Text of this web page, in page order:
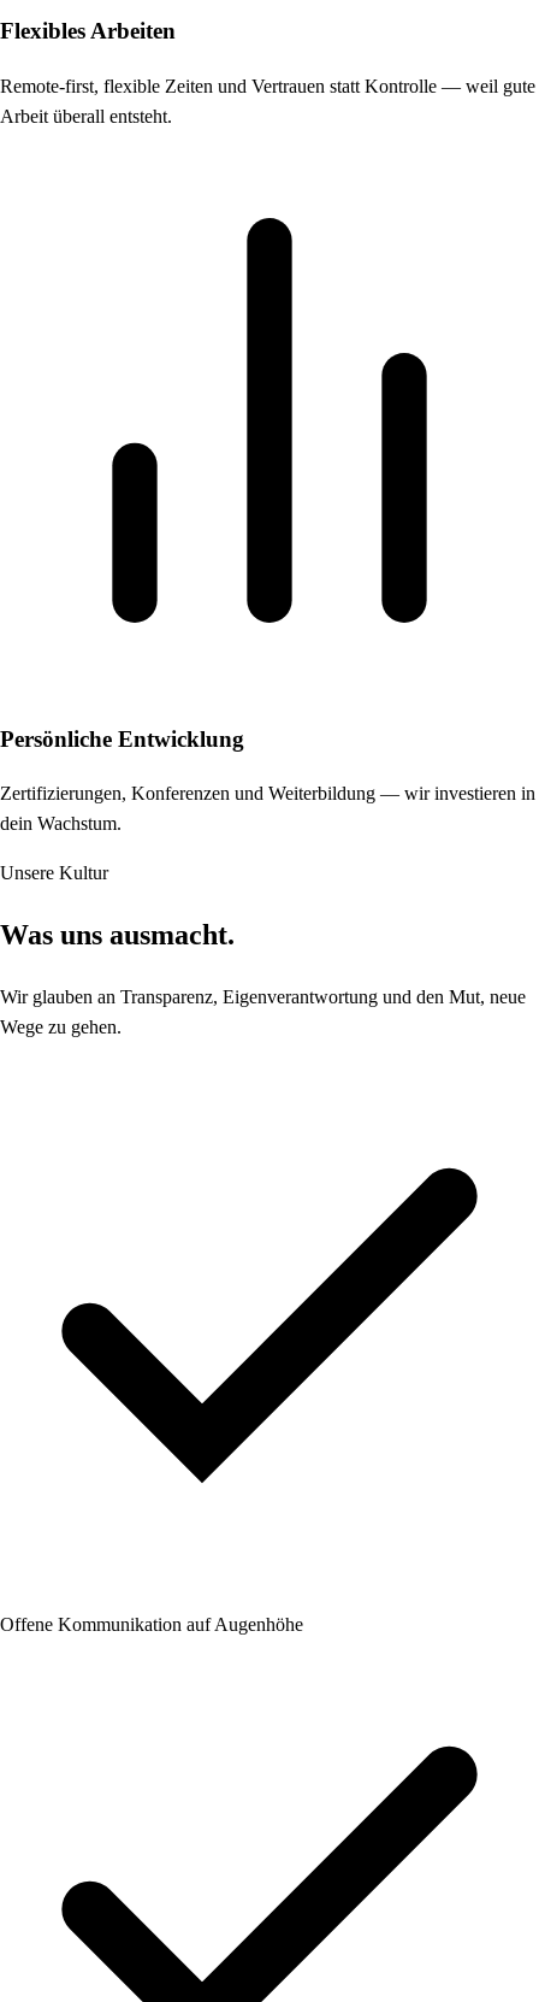
Flexibles Arbeiten
Remote-first, flexible Zeiten und Vertrauen statt Kontrolle — weil gute
Arbeit überall entsteht.
Persönliche Entwicklung
Zertifizierungen, Konferenzen und Weiterbildung — wir investieren in
dein Wachstum.
Unsere Kultur
Was uns ausmacht.
Wir glauben an Transparenz, Eigenverantwortung und den Mut, neue
Wege zu gehen.
Offene Kommunikation auf Augenhöhe